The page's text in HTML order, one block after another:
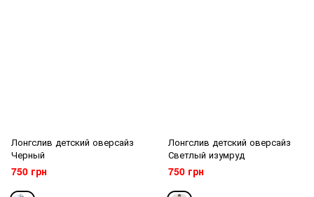
Лонгслив детский оверсайз
Черный
750 грн
Лонгслив детский оверсайз
Светлый изумруд
750 грн